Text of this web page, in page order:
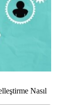
Nasıl